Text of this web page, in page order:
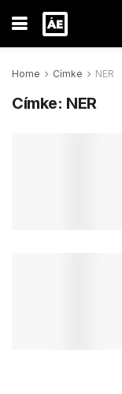
Home Címke NER
Címke: NER